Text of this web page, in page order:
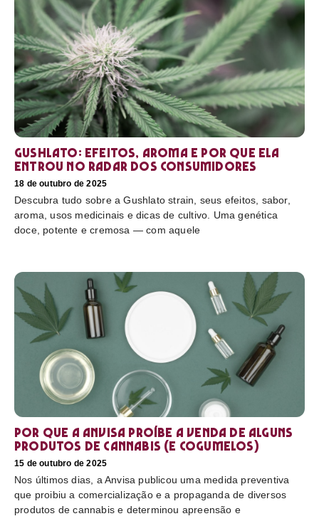
Gushlato: efeitos, aroma e por que ela
entrou no radar dos consumidores
18 de outubro de 2025
Descubra tudo sobre a Gushlato strain, seus efeitos, sabor,
aroma, usos medicinais e dicas de cultivo. Uma genética
doce, potente e cremosa — com aquele
Por que a Anvisa proíbe a venda de alguns
produtos de cannabis (e cogumelos)
15 de outubro de 2025
Nos últimos dias, a Anvisa publicou uma medida preventiva
que proibiu a comercialização e a propaganda de diversos
produtos de cannabis e determinou apreensão e